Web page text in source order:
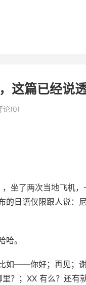
这篇已经说
论(0)
坐了两次当地飞机
日语仅限跟人说：
。
如——你好；再见；
？；XX 有么？还有